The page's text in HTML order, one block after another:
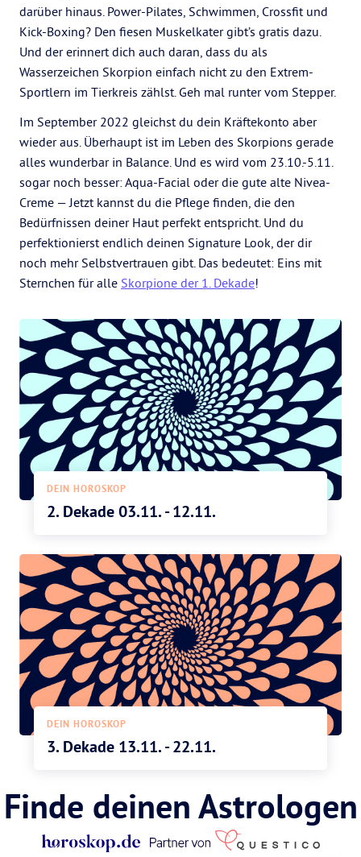
darüber hinaus. Power-Pilates, Schwimmen, Crossfit und
Kick-Boxing? Den fiesen Muskelkater gibt’s gratis dazu.
Und der erinnert dich auch daran, dass du als
Wasserzeichen Skorpion einfach nicht zu den Extrem-
Sportlern im Tierkreis zählst. Geh mal runter vom Stepper.
Im September 2022 gleichst du dein Kräftekonto aber
wieder aus. Überhaupt ist im Leben des Skorpions gerade
alles wunderbar in Balance. Und es wird vom 23.10.-5.11.
sogar noch besser: Aqua-Facial oder die gute alte Nivea-
Creme — Jetzt kannst du die Pflege finden, die den
Bedürfnissen deiner Haut perfekt entspricht. Und du
perfektionierst endlich deinen Signature Look, der dir
noch mehr Selbstvertrauen gibt. Das bedeutet: Eins mit
Sternchen für alle Skorpione der 1. Dekade!
DEIN HOROSKOP
2. Dekade 03.11. - 12.11.
DEIN HOROSKOP
3. Dekade 13.11. - 22.11.
Finde deinen Astrologen